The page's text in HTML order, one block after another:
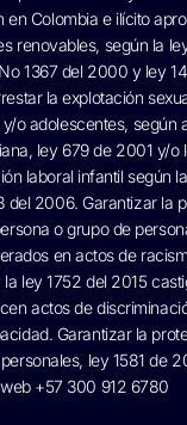
en Colombia e ilícito
renovables, según la
1367 del 2000 y ley
la explotación
o adolescentes, según
ley 679 de 2001 y/o
laboral infantil según
del 2006. Garantizar la
o grupo de
en actos de
ley 1752 del 2015
actos de
Garantizar la
ley 1581 de
web +57 300 912 6780